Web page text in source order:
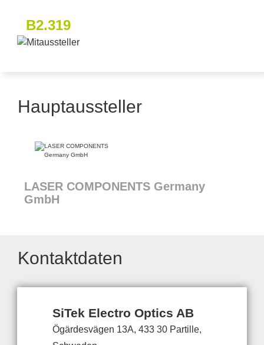
B2.319
Hauptaussteller
LASER COMPONENTS Germany
GmbH
Kontaktdaten
SiTek Electro Optics AB
Ögärdesvägen 13A, 433 30 Partille,